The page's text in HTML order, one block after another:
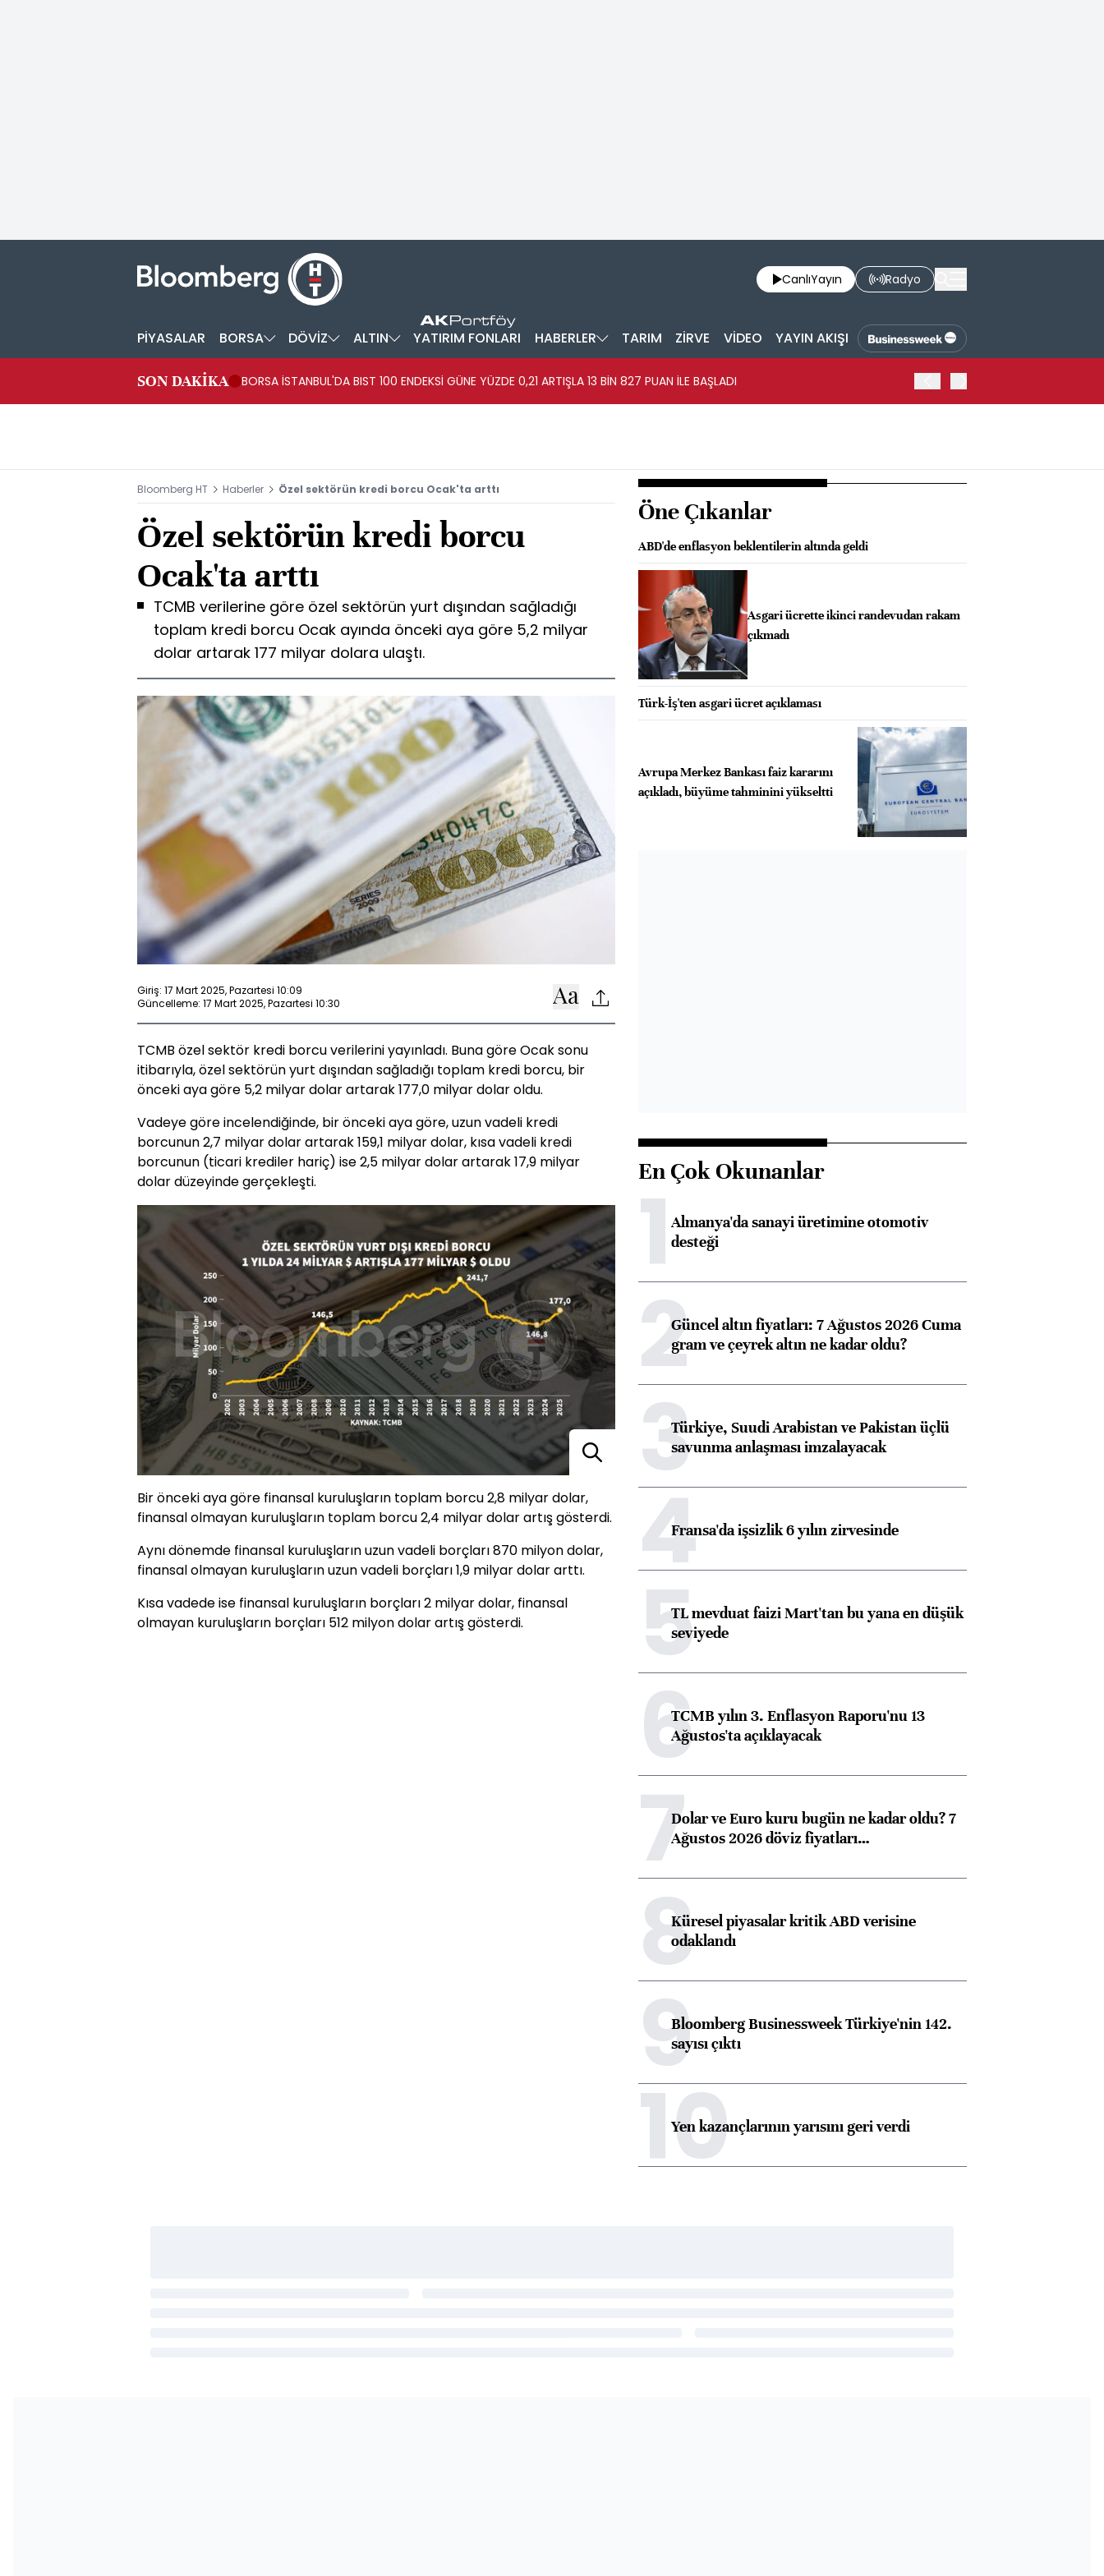
CanlıYayın Radyo
PİYASALAR BORSA DÖVİZ ALTIN YATIRIM FONLARI HABERLER TARIM ZİRVE VİDEO YAYIN AKIŞI
SON DAKİKA BORSA İSTANBUL'DA BIST 100 ENDEKSİ GÜNE YÜZDE 0,21 ARTIŞLA 13 BİN 827 PUAN İLE BAŞLADI
Bloomberg HT Haberler Özel sektörün kredi borcu Ocak'ta arttı
Özel sektörün kredi borcu
Ocak'ta arttı
TCMB verilerine göre özel sektörün yurt dışından sağladığı
toplam kredi borcu Ocak ayında önceki aya göre 5,2 milyar
dolar artarak 177 milyar dolara ulaştı.
Giriş: 17 Mart 2025, Pazartesi 10:09
Güncelleme: 17 Mart 2025, Pazartesi 10:30
TCMB özel sektör kredi borcu verilerini yayınladı. Buna göre Ocak sonu
itibarıyla, özel sektörün yurt dışından sağladığı toplam kredi borcu, bir
önceki aya göre 5,2 milyar dolar artarak 177,0 milyar dolar oldu.
Vadeye göre incelendiğinde, bir önceki aya göre, uzun vadeli kredi
borcunun 2,7 milyar dolar artarak 159,1 milyar dolar, kısa vadeli kredi
borcunun (ticari krediler hariç) ise 2,5 milyar dolar artarak 17,9 milyar
dolar düzeyinde gerçekleşti.
Bir önceki aya göre finansal kuruluşların toplam borcu 2,8 milyar dolar,
finansal olmayan kuruluşların toplam borcu 2,4 milyar dolar artış gösterdi.
Aynı dönemde finansal kuruluşların uzun vadeli borçları 870 milyon dolar,
finansal olmayan kuruluşların uzun vadeli borçları 1,9 milyar dolar arttı.
Kısa vadede ise finansal kuruluşların borçları 2 milyar dolar, finansal
olmayan kuruluşların borçları 512 milyon dolar artış gösterdi.
Öne Çıkanlar
ABD'de enflasyon beklentilerin altında geldi
Asgari ücrette ikinci randevudan rakam
çıkmadı
Türk-İş'ten asgari ücret açıklaması
Avrupa Merkez Bankası faiz kararını
açıkladı, büyüme tahminini yükseltti
En Çok Okunanlar
1Almanya'da sanayi üretimine otomotiv
desteği
2Güncel altın fiyatları: 7 Ağustos 2026 Cuma
gram ve çeyrek altın ne kadar oldu?
3Türkiye, Suudi Arabistan ve Pakistan üçlü
savunma anlaşması imzalayacak
4Fransa'da işsizlik 6 yılın zirvesinde
5TL mevduat faizi Mart'tan bu yana en düşük
seviyede
6TCMB yılın 3. Enflasyon Raporu'nu 13
Ağustos'ta açıklayacak
7Dolar ve Euro kuru bugün ne kadar oldu? 7
Ağustos 2026 döviz fiyatları…
8Küresel piyasalar kritik ABD verisine
odaklandı
9Bloomberg Businessweek Türkiye'nin 142.
sayısı çıktı
10
Yen kazançlarının yarısını geri verdi